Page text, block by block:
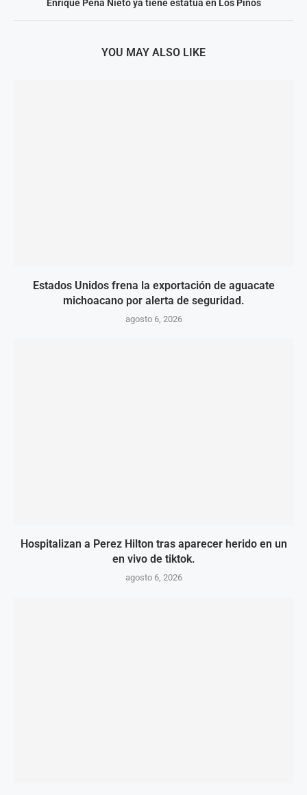
Enrique Peña Nieto ya tiene estatua en Los Pinos
YOU MAY ALSO LIKE
Estados Unidos frena la exportación de aguacate
michoacano por alerta de seguridad.
agosto 6, 2026
Hospitalizan a Perez Hilton tras aparecer herido en un
en vivo de tiktok.
agosto 6, 2026